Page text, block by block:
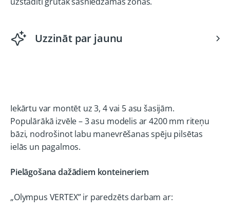
Uzzināt par jaunu
Iekārtu var montēt uz 3, 4 vai 5 asu šasijām.
Populārākā izvēle – 3 asu modelis ar 4200 mm riteņu
bāzi, nodrošinot labu manevrēšanas spēju pilsētas
ielās un pagalmos.
Pielāgošana dažādiem konteineriem
„Olympus VERTEX” ir paredzēts darbam ar: